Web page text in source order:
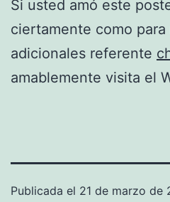
Si usted amó este
ciertamente como
adicionales referente
amablemente visita el
Publicada el 21 de marzo de